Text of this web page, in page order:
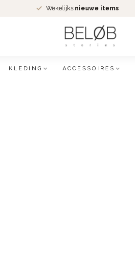
Wekelijks nieuwe items
KLEDING ACCESSOIRES